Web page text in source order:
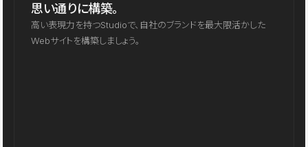
思い通りに構築。
高い表現力を持つStudioで、自社のブランドを最大限活かした
Webサイトを構築しましょう。